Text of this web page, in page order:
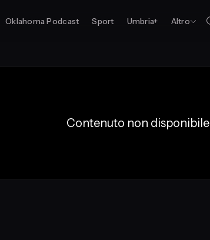
Oklahoma Podcast Sport Umbria+ Altro
Contenuto non disponibile